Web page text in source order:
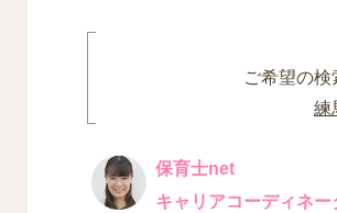
ご希望の検
練
保育士net
キャリアコーディネー